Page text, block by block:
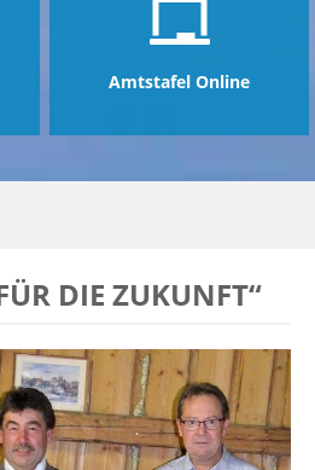
Amtstafel Online
DIE ZUKUNFT“